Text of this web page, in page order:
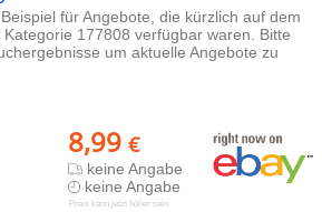
für Angebote, die kürzlich auf dem
177808 verfügbar waren. Bitte
um aktuelle Angebote zu
8,99 €
keine Angabe
keine Angabe
Preis kann jetzt höher sein